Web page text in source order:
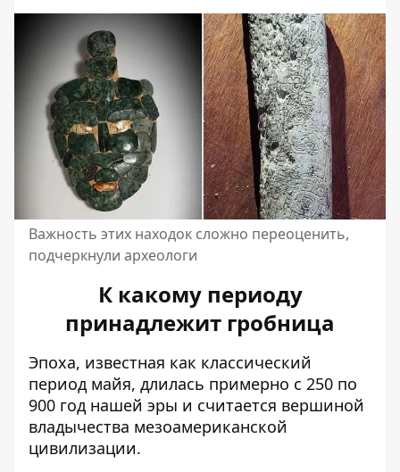
Важность этих находок сложно переоценить,
подчеркнули археологи
К какому периоду
принадлежит гробница
Эпоха, известная как классический
период майя, длилась примерно с 250 по
900 год нашей эры и считается вершиной
владычества мезоамериканской
цивилизации.